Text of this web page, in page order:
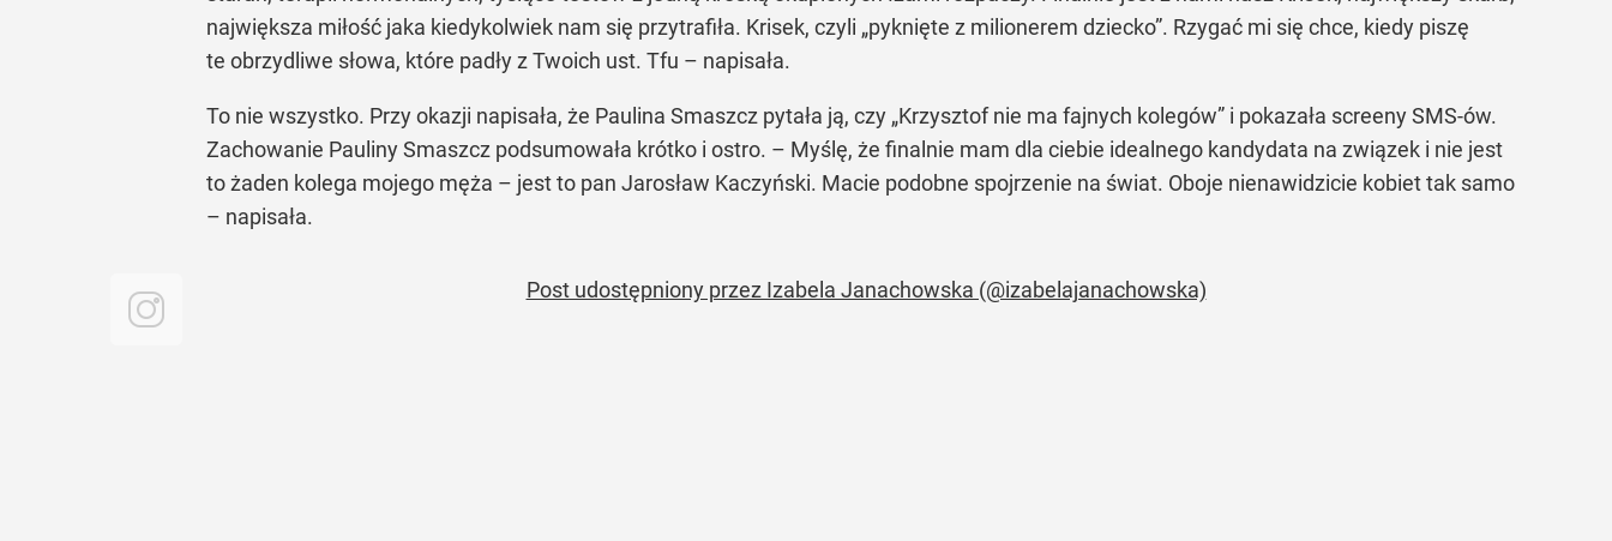
największa miłość jaka kiedykolwiek nam się przytrafiła. Krisek, czyli „pyknięte z milionerem dziecko”. Rzygać mi się chce, kiedy piszę
te obrzydliwe słowa, które padły z Twoich ust. Tfu – napisała.
To nie wszystko. Przy okazji napisała, że Paulina Smaszcz pytała ją, czy „Krzysztof nie ma fajnych kolegów” i pokazała screeny SMS-ów.
Zachowanie Pauliny Smaszcz podsumowała krótko i ostro. – Myślę, że finalnie mam dla ciebie idealnego kandydata na związek i nie jest
to żaden kolega mojego męża – jest to pan Jarosław Kaczyński. Macie podobne spojrzenie na świat. Oboje nienawidzicie kobiet tak samo
– napisała.
Post udostępniony przez Izabela Janachowska (@izabelajanachowska)